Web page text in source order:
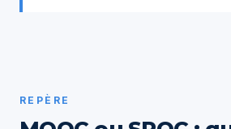
REPÈRE